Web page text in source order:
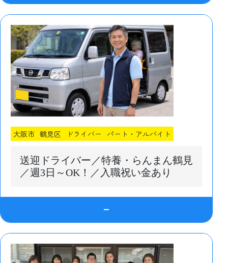
大阪市 鶴見区 ドライバー パート・アルバイト
送迎ドライバー／特養・らんまん鶴見
／週3日～OK！／入職祝い金あり